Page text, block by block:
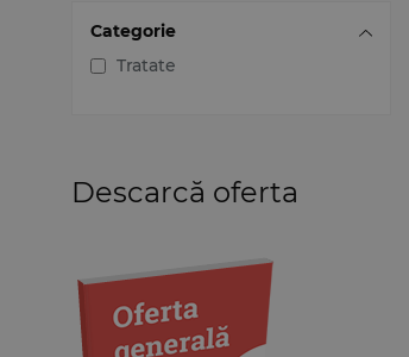
Drept procesual penal
Dreptul afacerilor
sociale
intelectuale
Dreptul Uniunii Europene
Jurisprudența instanțelor
Categorie
Tratate
Descarcă oferta